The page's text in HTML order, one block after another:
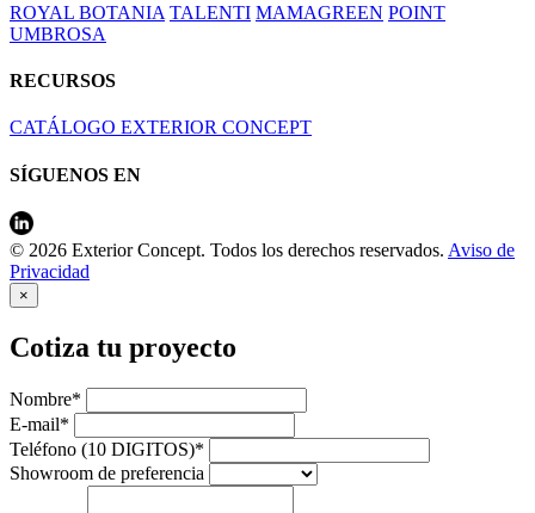
ROYAL BOTANIA TALENTI MAMAGREEN POINT
UMBROSA
RECURSOS
CATÁLOGO EXTERIOR CONCEPT
SÍGUENOS EN
© 2026 Exterior Concept. Todos los derechos reservados. Aviso de
Privacidad
×
Cotiza tu proyecto
Nombre*
E-mail*
Teléfono (10 DIGITOS)*
Showroom de preferencia